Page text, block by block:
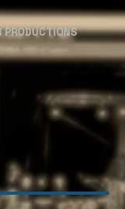
PRODUCTIONS